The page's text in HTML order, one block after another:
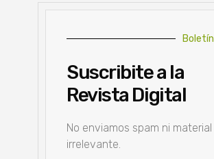
Boletín
Suscribite a la
Revista Digital
No enviamos spam ni material
irrelevante.